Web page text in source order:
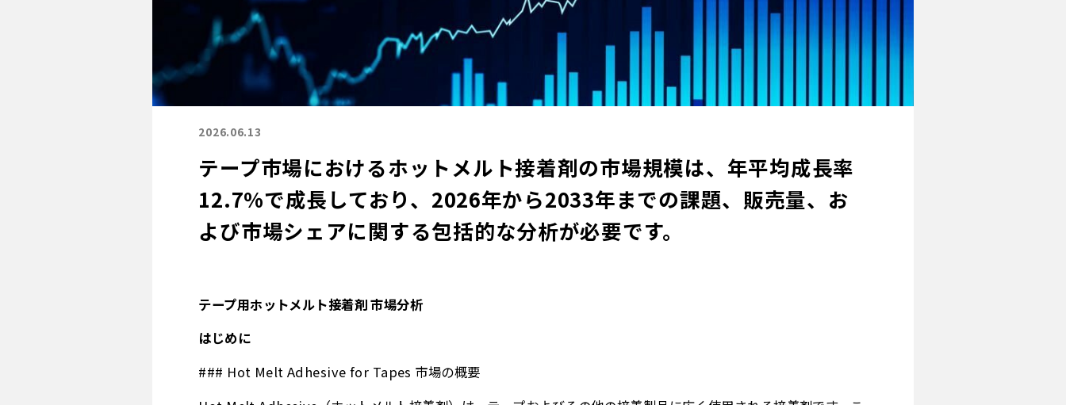
2026.06.13
テープ市場におけるホットメルト接着剤の市場規模は、年平均成長率
12.7%で成長しており、2026年から2033年までの課題、販売量、お
よび市場シェアに関する包括的な分析が必要です。
テープ用ホットメルト接着剤 市場分析
はじめに
### Hot Melt Adhesive for Tapes 市場の概要